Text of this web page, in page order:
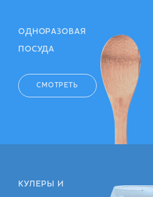
ОДНОРАЗОВАЯ
ПОСУДА
СМОТРЕТЬ
КУЛЕРЫ И